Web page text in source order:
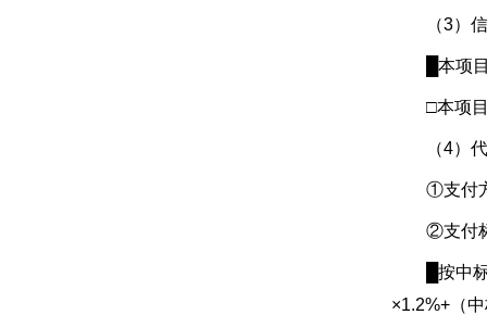
（3）信
█本项目
□本项目
（4）代
①支付方
②支付
█按中标
×1.2%+（